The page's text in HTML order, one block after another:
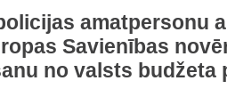
amatpersonu
Savienības
no valsts